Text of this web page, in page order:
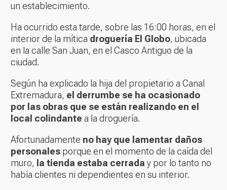
un establecimiento.
Ha ocurrido esta tarde, sobre las 16:00 horas, en el
interior de la mítica droguería El Globo, ubicada
en la calle San Juan, en el Casco Antiguo de la
ciudad.
Según ha explicado la hija del propietario a Canal
Extremadura, el derrumbe se ha ocasionado
por las obras que se están realizando en el
local colindante a la droguería.
Afortunadamente no hay que lamentar daños
personales porque en el momento de la caída del
muro, la tienda estaba cerraday por lo tanto no
había clientes ni dependientes en su interior.